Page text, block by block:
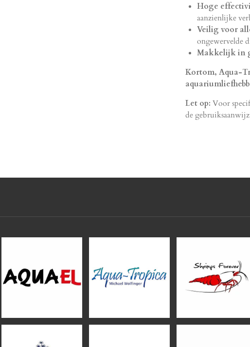
Hoge
aanzienlijke
Veilig voor
ongewervelde
Makkelijk in
Kortom, Aqua-
Let op: Voor
de